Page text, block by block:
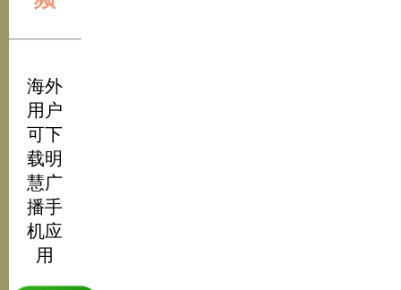
海外
用户
可下
载明
慧广
播手
机应
用